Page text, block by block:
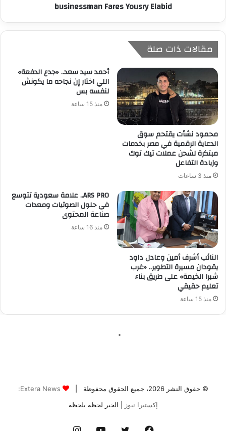
© حقوق النشر 2026، جميع الحقوق محفوظة |
Extera News:
إكستيرا نيوز
| الخبر لحظة بلحظة